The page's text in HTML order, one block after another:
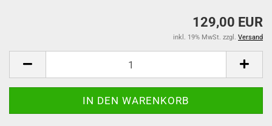
129,00 EUR
inkl. 19% MwSt. zzgl. Versand